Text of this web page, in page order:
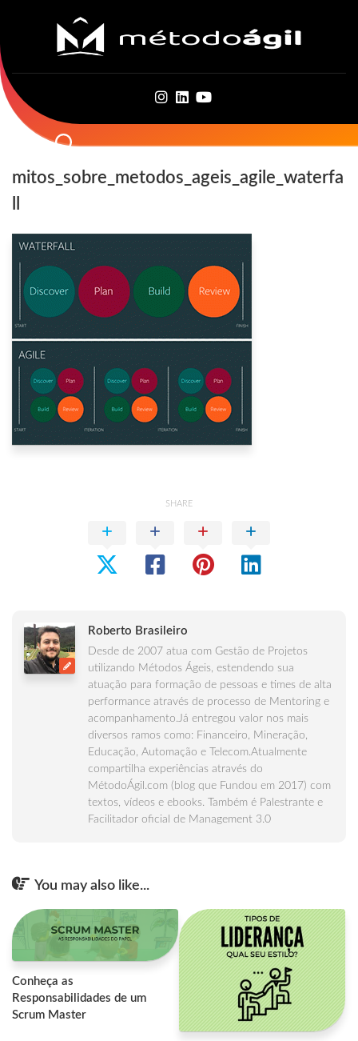
content
mitos_sobre_metodos_ageis_agile_waterfa
SHARE
Roberto Brasileiro
Desde de 2007 atua com Gestão de Projetos
utilizando Métodos Ágeis, estendendo sua
atuação para formação de pessoas e times de alta
performance através de processo de Mentoring e
acompanhamento.Já entregou valor nos mais
diversos ramos como: Financeiro, Mineração,
Educação, Automação e Telecom.Atualmente
compartilha experiências através do
MétodoÁgil.com (blog que Fundou em 2017) com
textos, vídeos e ebooks. Também é Palestrante e
Facilitador oficial de Management 3.0
You may also like...
Conheça as
Responsabilidades de um
Scrum Master